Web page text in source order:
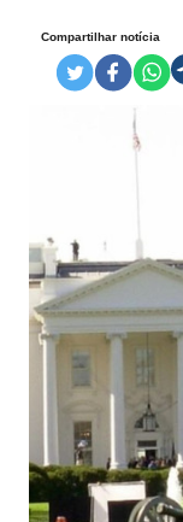
Compartilhar notícia